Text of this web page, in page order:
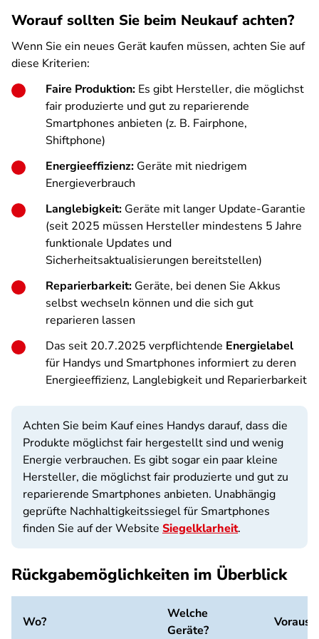
Worauf sollten Sie beim Neukauf achten?
Wenn Sie ein neues Gerät kaufen müssen, achten Sie auf
diese Kriterien:
Faire Produktion: Es gibt Hersteller, die möglichst
fair produzierte und gut zu reparierende
Smartphones anbieten (z. B. Fairphone,
Shiftphone)
Energieeffizienz: Geräte mit niedrigem
Energieverbrauch
Langlebigkeit: Geräte mit langer Update-Garantie
(seit 2025 müssen Hersteller mindestens 5 Jahre
funktionale Updates und
Sicherheitsaktualisierungen bereitstellen)
Reparierbarkeit: Geräte, bei denen Sie Akkus
selbst wechseln können und die sich gut
reparieren lassen
Das seit 20.7.2025 verpflichtende Energielabel
für Handys und Smartphones informiert zu deren
Energieeffizienz, Langlebigkeit und Reparierbarkeit
Achten Sie beim Kauf eines Handys darauf, dass die
Produkte möglichst fair hergestellt sind und wenig
Energie verbrauchen. Es gibt sogar ein paar kleine
Hersteller, die möglichst fair produzierte und gut zu
reparierende Smartphones anbieten. Unabhängig
geprüfte Nachhaltigkeitssiegel für Smartphones
finden Sie auf der Website Siegelklarheit.
Rückgabemöglichkeiten im Überblick
Wo?
Welche
Geräte?